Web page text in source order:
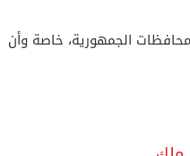
الجمهورية، خاصة وأن